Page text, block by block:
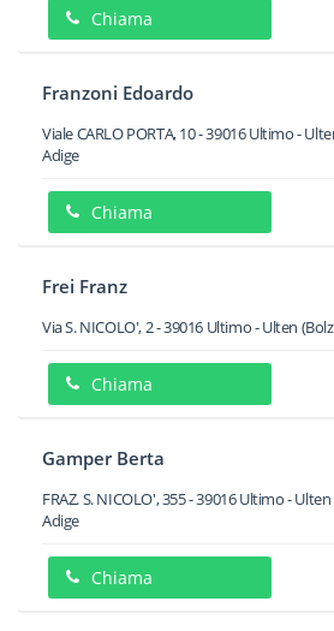
Chiama
Franzoni Edoardo
Viale CARLO PORTA, 10-39016Ultimo -
Adige
Chiama
Frei Franz
Via S. NICOLO', 2-39016 Ultimo - Ulten
Chiama
Gamper Berta
FRAZ. S. NICOLO', 355-39016Ultimo - Ulten
Adige
Chiama